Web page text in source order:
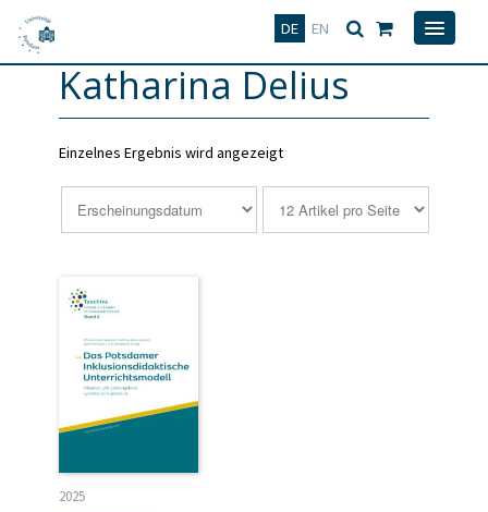
DE EN
Deutsch
Katharina Delius
Einzelnes Ergebnis wird angezeigt
2025